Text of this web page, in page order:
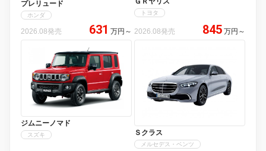
プレリュード
ホンダ
2026.08発売 631 万円 ～
トヨタ
2026.08発売 845 万円 ～
ジムニーノマド
スズキ Ｓクラス
メルセデス・ベンツ